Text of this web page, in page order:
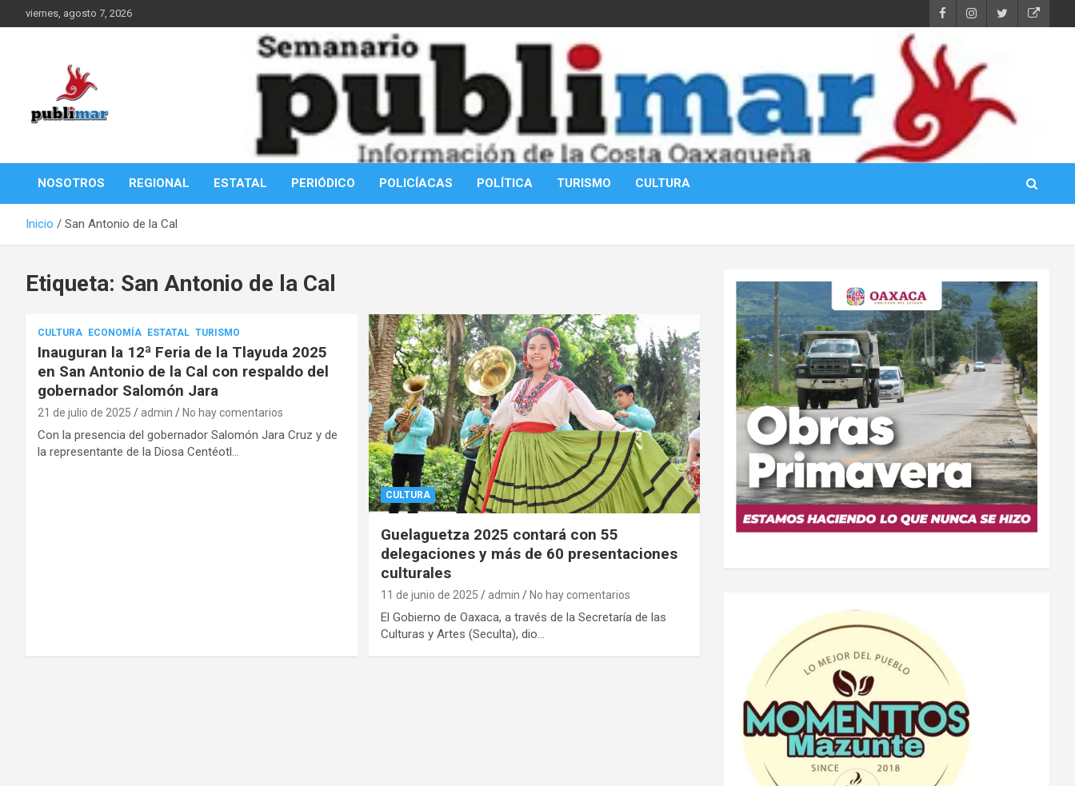
al
viernes, agosto 7, 2026
PubliMar
NOSOTROS REGIONAL ESTATAL PERIÓDICO POLICÍACAS POLÍTICA TURISMO CULTURA
Inicio San Antonio de la Cal
Etiqueta: San Antonio de la Cal
CULTURA ECONOMÍA ESTATAL TURISMO
Inauguran la 12ª Feria de la Tlayuda 2025
en San Antonio de la Cal con respaldo del
gobernador Salomón Jara
21 de julio de 2025 admin No hay comentarios
Con la presencia del gobernador Salomón Jara Cruz y de
la representante de la Diosa Centéotl…
CULTURA
Guelaguetza 2025 contará con 55
delegaciones y más de 60 presentaciones
culturales
11 de junio de 2025 admin No hay comentarios
El Gobierno de Oaxaca, a través de la Secretaría de las
Culturas y Artes (Seculta), dio…